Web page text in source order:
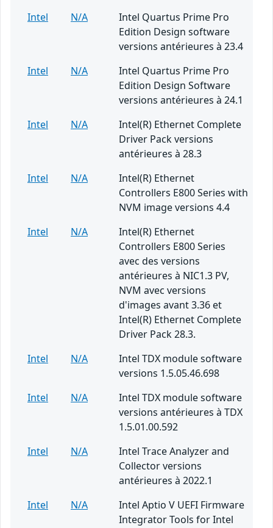
Intel
N/A
Intel Quartus Prime Pro
Edition Design software
versions antérieures à 23.4
Intel
N/A
Intel Quartus Prime Pro
Edition Design Software
versions antérieures à 24.1
Intel
N/A
Intel(R) Ethernet Complete
Driver Pack versions
antérieures à 28.3
Intel
N/A
Intel(R) Ethernet
Controllers E800 Series with
NVM image versions 4.4
Intel
N/A
Intel(R) Ethernet
Controllers E800 Series
avec des versions
antérieures à NIC1.3 PV,
NVM avec versions
d'images avant 3.36 et
Intel(R) Ethernet Complete
Driver Pack 28.3.
Intel
N/A
Intel TDX module software
versions 1.5.05.46.698
Intel
N/A
Intel TDX module software
versions antérieures à TDX
1.5.01.00.592
Intel
N/A
Intel Trace Analyzer and
Collector versions
antérieures à 2022.1
Intel
N/A
Intel Aptio V UEFI Firmware
Integrator Tools for Intel